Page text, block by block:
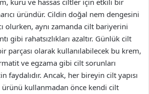
kuru ve hassas ciltler için etkili bir
üründür. Cildin doğal nem dengesini
olurken, aynı zamanda cilt bariyerini
gibi rahatsızlıkları azaltır. Günlük cilt
parçası olarak kullanılabilecek bu krem,
ve egzama gibi cilt sorunları
faydalıdır. Ancak, her bireyin cilt yapısı
kullanmadan önce kendi cilt